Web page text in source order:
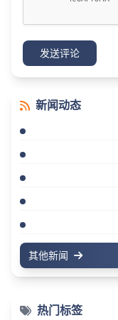
发送评论
新闻动态
其他新闻
热门标签